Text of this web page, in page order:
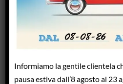
Rally Meeting 2023
Novità Ferodo Racing
Categorie
Informiamo la gentile clientela
pausa estiva dall’8 agosto al 23